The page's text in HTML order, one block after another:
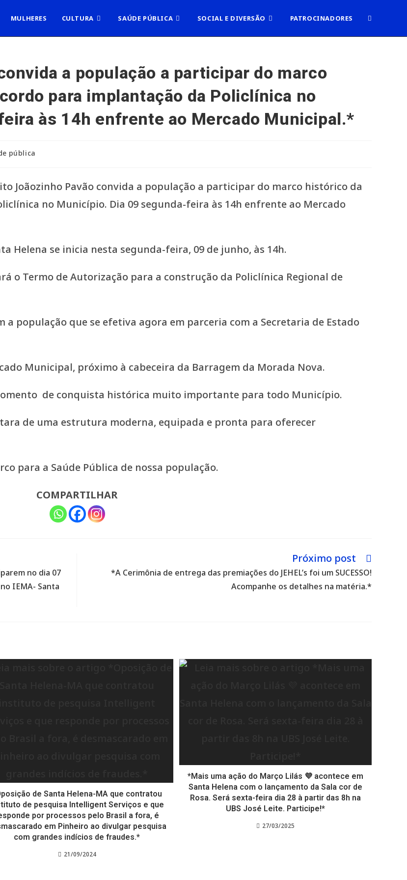
MULHERES CULTURA SAÚDE PÚBLICA SOCIAL E DIVERSÃO PATROCINADORES ALTERNAR
a população a participar do marco
para implantação da Policlínica no
às 14h enfrente ao Mercado Municipal.*
pública
Helena se inicia nesta segunda-feira, 09 de junho, às 14h.
o Termo de Autorização para a construção da Policlínica Regional de
população que se efetiva agora em parceria com a Secretaria de Estado
Municipal, próximo à cabeceira da Barragem da Morada Nova.
de conquista histórica muito importante para todo Município.
de uma estrutura moderna, equipada e pronta para oferecer
para a Saúde Pública de nossa população.
COMPARTILHAR
no dia 07
IEMA- Santa
Próximo post
*A Cerimônia de entrega das premiações do JEHEL’s foi um SUCESSO!
Acompanhe os detalhes na matéria.*
de Santa Helena-MA que contratou
de pesquisa Intelligent Serviços e que
por processos pelo Brasil a fora, é
em Pinheiro ao divulgar pesquisa
com grandes indícios de fraudes.*
21/09/2024
*Mais uma ação do Março Lilás 💜 acontece em
Santa Helena com o lançamento da Sala cor de
Rosa. Será sexta-feira dia 28 à partir das 8h na
UBS José Leite. Participe!*
27/03/2025